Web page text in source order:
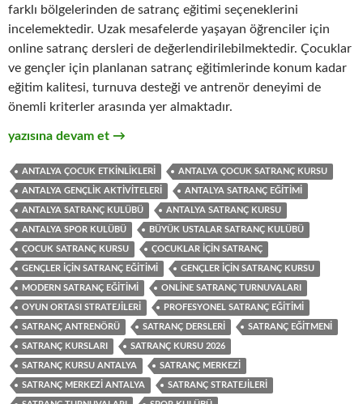
farklı bölgelerinden de satranç eğitimi seçeneklerini
incelemektedir. Uzak mesafelerde yaşayan öğrenciler için
online satranç dersleri de değerlendirilebilmektedir. Çocuklar
ve gençler için planlanan satranç eğitimlerinde konum kadar
eğitim kalitesi, turnuva desteği ve antrenör deneyimi de
önemli kriterler arasında yer almaktadır.
Antalya Satranç Kursu: Çocuk ve Gençler İçin Modern
yazısına devam et →
ANTALYA ÇOCUK ETKINLIKLERI ANTALYA ÇOCUK SATRANÇ KURSU
ANTALYA GENÇLIK AKTIVITELERI ANTALYA SATRANÇ EĞITIMI
ANTALYA SATRANÇ KULÜBÜ ANTALYA SATRANÇ KURSU
ANTALYA SPOR KULÜBÜ BÜYÜK USTALAR SATRANÇ KULÜBÜ
ÇOCUK SATRANÇ KURSU ÇOCUKLAR IÇIN SATRANÇ
GENÇLER IÇIN SATRANÇ EĞITIMI GENÇLER IÇIN SATRANÇ KURSU
MODERN SATRANÇ EĞITIMI ONLINE SATRANÇ TURNUVALARI
OYUN ORTASI STRATEJILERI PROFESYONEL SATRANÇ EĞITIMI
SATRANÇ ANTRENÖRÜ SATRANÇ DERSLERI SATRANÇ EĞITMENI
SATRANÇ KURSLARI SATRANÇ KURSU 2026
SATRANÇ KURSU ANTALYA SATRANÇ MERKEZI
SATRANÇ MERKEZI ANTALYA SATRANÇ STRATEJILERI